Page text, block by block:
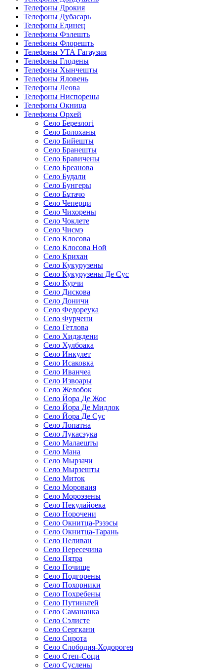
Телефоны Дрокия
Телефоны Дубасарь
Телефоны Единец
Телефоны Фэлешть
Телефоны Флорешть
Телефоны УТА Гагаузия
Телефоны Глодены
Телефоны Хынчешты
Телефоны Яловень
Телефоны Леова
Телефоны Ниспорены
Телефоны Окница
Телефоны Орхей
Село Березлогi
Село Болоханы
Село Бийешты
Село Бранешты
Село Бравичены
Село Бреанова
Село Будали
Село Бунгеры
Село Бұтачо
Село Чеперци
Село Чихорены
Село Чоклете
Село Чисмэ
Село Клосова
Село Клосова Ной
Село Крихан
Село Кукурузены
Село Кукурузены Де Сус
Село Курчи
Село Дискова
Село Доничи
Село Федореука
Село Фурчени
Село Гетлова
Село Хидждени
Село Хулбоака
Село Инкулет
Село Исаковка
Село Иванчеа
Село Извоары
Село Желобок
Село Йора Де Жос
Село Йора Де Мидлок
Село Йора Де Сус
Село Лопатна
Село Лукасэука
Село Малаешты
Село Мана
Село Мырзачи
Село Мырзешты
Село Миток
Село Мороваия
Село Мороэзены
Село Некулайоека
Село Норочени
Село Окнитца-Рэзэсы
Село Окнитца-Тарань
Село Пеливан
Село Пересечина
Село Пятра
Село Почище
Село Подгорены
Село Похорники
Село Похребены
Село Путиньтей
Село Самананка
Село Сэлисте
Село Сергкани
Село Сирота
Село Слободия-Ходорогея
Село Степ-Соци
Село Суслены